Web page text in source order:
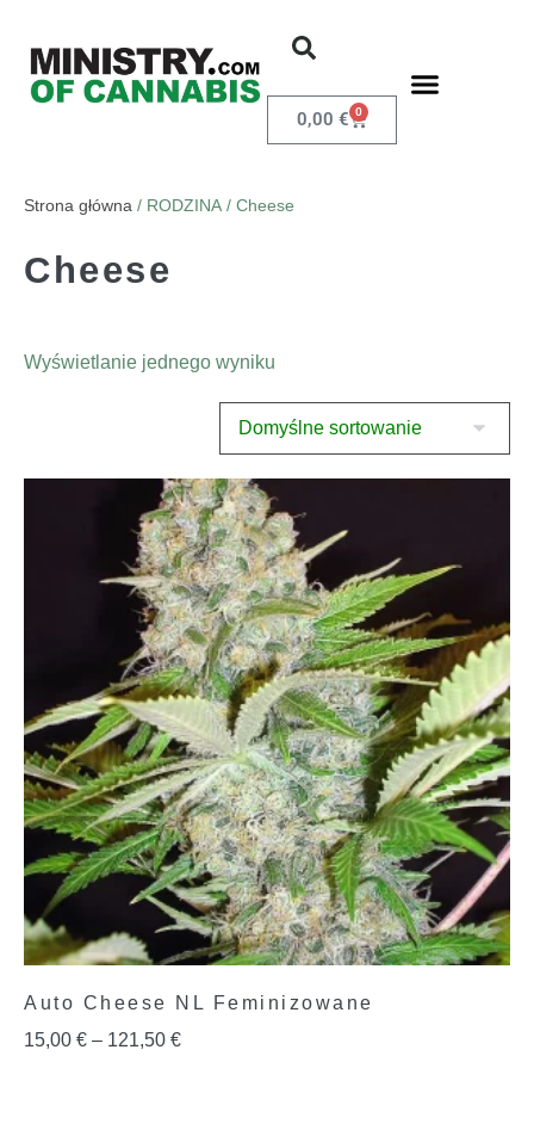
0,00 € 0
Strona główna / RODZINA / Cheese
Cheese
Wyświetlanie jednego wyniku
Auto Cheese NL Feminizowane
15,00 € – 121,50 €